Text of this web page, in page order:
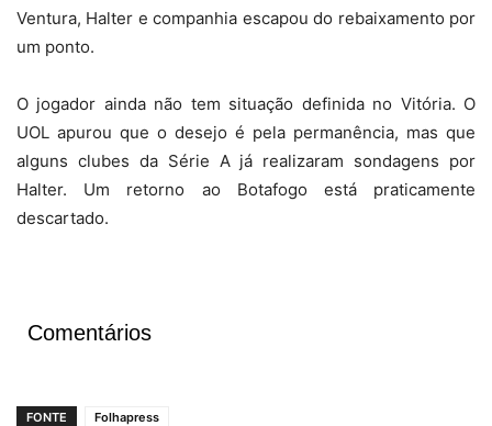
Ventura, Halter e companhia escapou do rebaixamento por
um ponto.
O jogador ainda não tem situação definida no Vitória. O
UOL apurou que o desejo é pela permanência, mas que
alguns clubes da Série A já realizaram sondagens por
Halter. Um retorno ao Botafogo está praticamente
descartado.
Comentários
FONTE Folhapress